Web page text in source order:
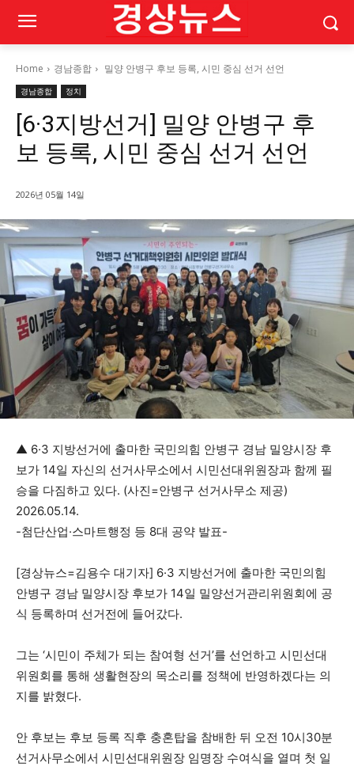
Home 경남종합 밀양 안병구 후보 등록, 시민 중심 선거 선언
경남종합 정치
[6·3지방선거] 밀양 안병구 후
보 등록, 시민 중심 선거 선언
2026년 05월 14일
▲ 6·3 지방선거에 출마한 국민의힘 안병구 경남 밀양시장 후
보가 14일 자신의 선거사무소에서 시민선대위원장과 함께 필
승을 다짐하고 있다. (사진=안병구 선거사무소 제공)
2026.05.14.
-첨단산업·스마트행정 등 8대 공약 발표-
[경상뉴스=김용수 대기자] 6·3 지방선거에 출마한 국민의힘
안병구 경남 밀양시장 후보가 14일 밀양선거관리위원회에 공
식 등록하며 선거전에 들어갔다.
그는 ‘시민이 주체가 되는 참여형 선거’를 선언하고 시민선대
위원회를 통해 생활현장의 목소리를 정책에 반영하겠다는 의
지를 밝혔다.
안 후보는 후보 등록 직후 충혼탑을 참배한 뒤 오전 10시30분
선거사무소에서 시민선대위원장 임명장 수여식을 열며 첫 일